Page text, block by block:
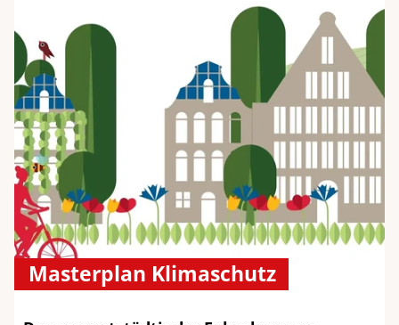
Masterplan Klimaschutz